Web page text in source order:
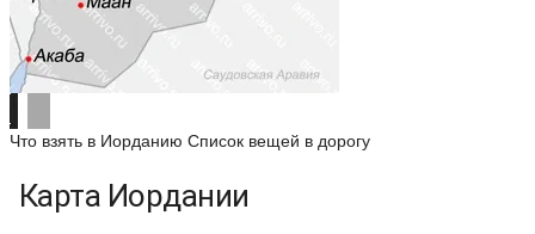
Что взять в Иорданию Список вещей в дорогу
Карта Иордании